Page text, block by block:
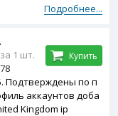
Подробнее...
Подтверждены по п
аккаунтов доба
Kingdom ip
1 шт.
Купить